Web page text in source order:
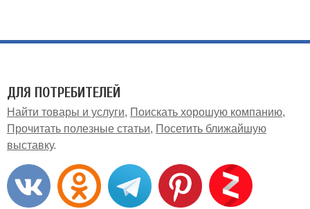
ДЛЯ ПОТРЕБИТЕЛЕЙ
Найти товары и услуги
Поискать хорошую компанию
Прочитать полезные статьи
Посетить ближайшую
выставку